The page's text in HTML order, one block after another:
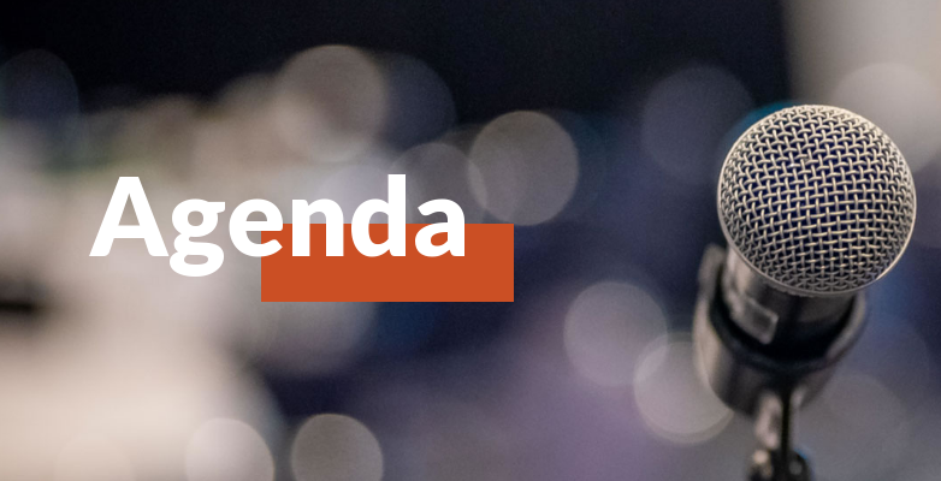
Agenda